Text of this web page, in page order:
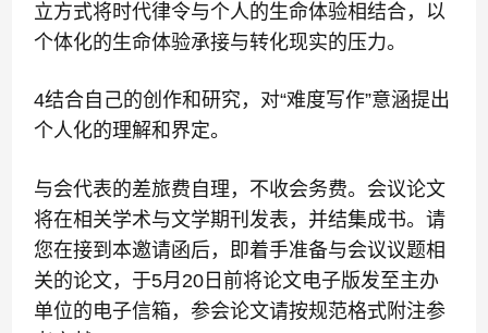
立方式将时代律令与个人的生命体验相结合，以
个体化的生命体验承接与转化现实的压力。
4结合自己的创作和研究，对“难度写作”意涵提出
个人化的理解和界定。
与会代表的差旅费自理，不收会务费。会议论文
将在相关学术与文学期刊发表，并结集成书。请
您在接到本邀请函后，即着手准备与会议议题相
关的论文，于5月 20 日前将论文电子版发至主办
单位的电子信箱，参会论文请按规范格式附注参